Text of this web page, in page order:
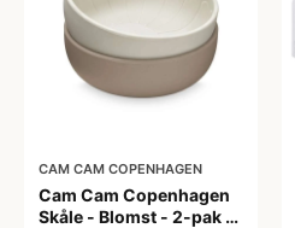
CAM CAM COPENHAGEN
Cam Cam Copenhagen
Skåle - Blomst - 2-pak -